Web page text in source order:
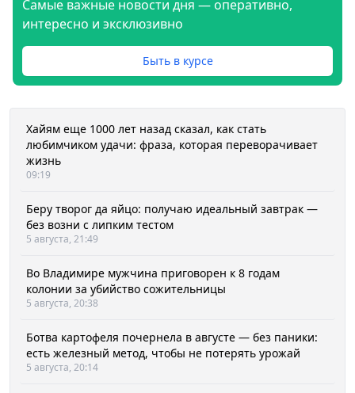
Самые важные новости дня — оперативно,
интересно и эксклюзивно
Быть в курсе
Хайям еще 1000 лет назад сказал, как стать
любимчиком удачи: фраза, которая переворачивает
жизнь
09:19
Беру творог да яйцо: получаю идеальный завтрак —
без возни с липким тестом
5 августа, 21:49
Во Владимире мужчина приговорен к 8 годам
колонии за убийство сожительницы
5 августа, 20:38
Ботва картофеля почернела в августе — без паники:
есть железный метод, чтобы не потерять урожай
5 августа, 20:14